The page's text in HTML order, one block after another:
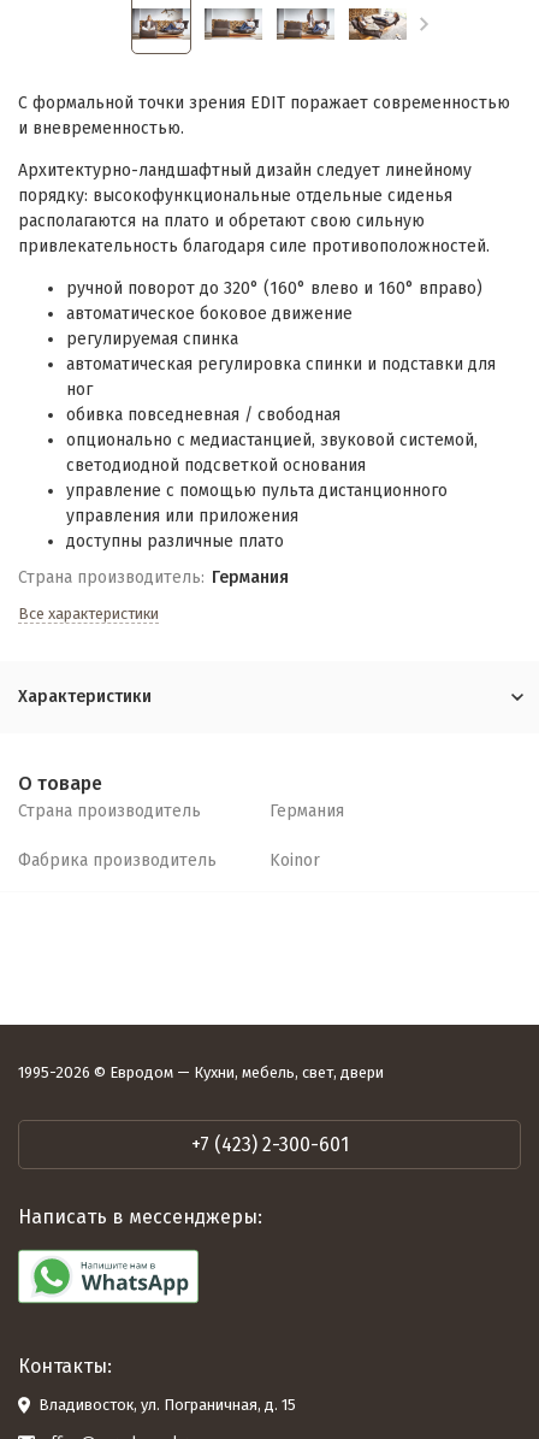
С формальной точки зрения EDIT поражает современностью
и вневременностью.
Архитектурно-ландшафтный дизайн следует линейному
порядку: высокофункциональные отдельные сиденья
располагаются на плато и обретают свою сильную
привлекательность благодаря силе противоположностей.
ручной поворот до 320° (160° влево и 160° вправо)
автоматическое боковое движение
регулируемая спинка
автоматическая регулировка спинки и подставки для
ног
обивка повседневная / свободная
опционально с медиастанцией, звуковой системой,
светодиодной подсветкой основания
управление с помощью пульта дистанционного
управления или приложения
доступны различные плато
Страна производитель: Германия
Все характеристики
Характеристики
О товаре
Страна производитель Германия
Фабрика производитель Koinor
1995-2026 © Евродом — Кухни, мебель, свет, двери
+7 (423) 2-300-601
Написать в мессенджеры:
Контакты:
Владивосток, ул. Пограничная, д. 15